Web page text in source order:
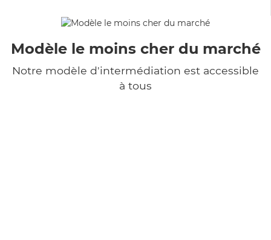
Modèle le moins cher du marché
Notre modèle d'intermédiation est accessible
à tous